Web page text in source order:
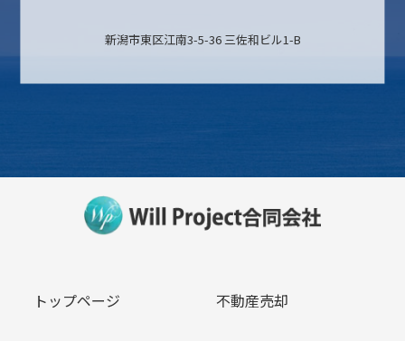
新潟市東区江南3-5-36 三佐和ビル1-B
トップページ 不動産売却